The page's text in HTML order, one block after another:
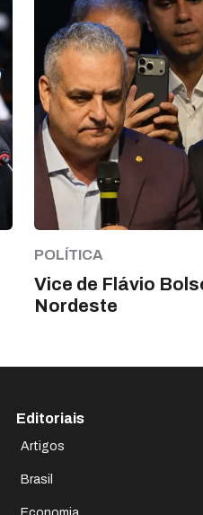
POLÍTICA
Vice de Flávio
Nordeste
Editoriais
Artigos
Brasil